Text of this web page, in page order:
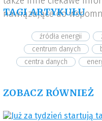
nawiązujące do
TAGI ARTYKUŁU
źródła energii
centrum danych
centra danych
ZOBACZ RÓWNIEŻ